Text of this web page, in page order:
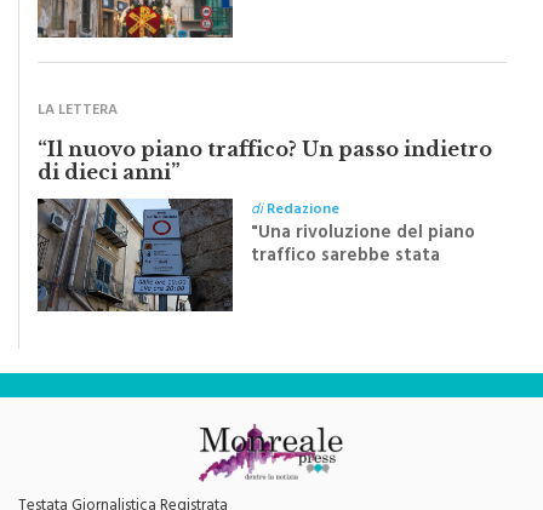
“Il nuovo piano traffico? Un passo indietro
di dieci anni”
"Una rivoluzione del piano
traffico sarebbe stata
efficace se preceduta da
una rivoluzione culturale"
Testata Giornalistica Registrata